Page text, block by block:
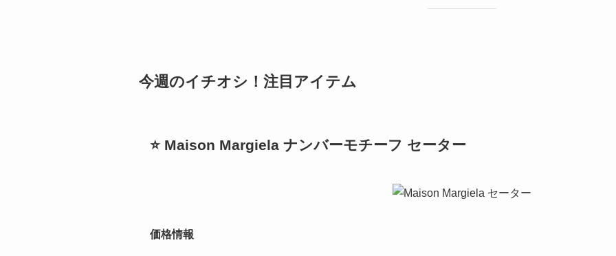
今週のイチオシ！注目アイテム
⭐ Maison Margiela ナンバーモチーフ セーター
価格情報